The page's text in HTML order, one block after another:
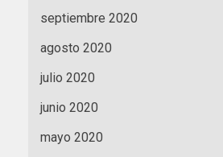
septiembre 2020
agosto 2020
julio 2020
junio 2020
mayo 2020